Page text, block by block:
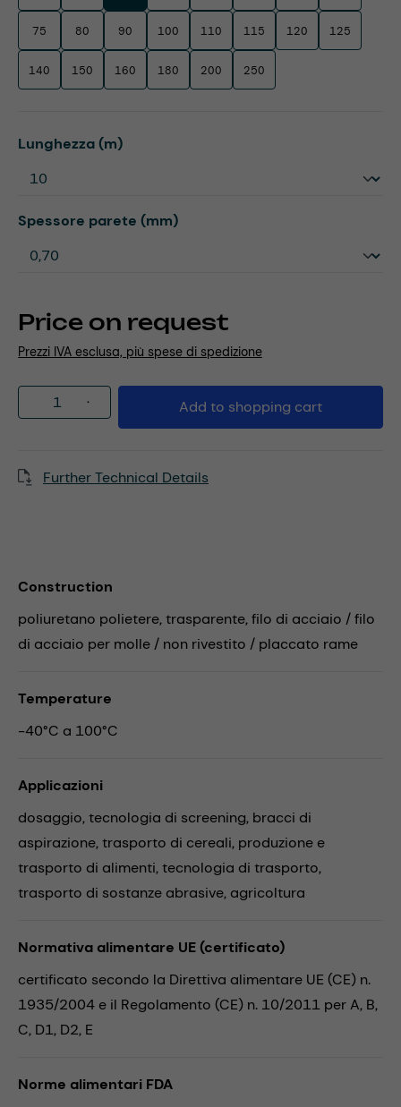
Price on request
Prezzi IVA esclusa, più spese di spedizione
75 80 90 100 110 115 120 125
140 150 160 180 200 250
Select
Lunghezza (m)
Select
Spessore parete (mm)
Product Quantity: Enter the desired
Add to shopping cart
Further Technical Details
Construction
poliuretano polietere, trasparente, filo di acciaio / filo
di acciaio per molle / non rivestito / placcato rame
Temperature
-40°C a 100°C
Applicazioni
dosaggio,tecnologia di screening, bracci di
aspirazione,trasporto di cereali, produzione e
trasporto di alimenti,tecnologia di trasporto,
trasporto di sostanze abrasive, agricoltura
Normativa alimentare UE (certificato)
certificato secondo la Direttiva alimentare UE (CE) n.
1935/2004 e il Regolamento (CE) n. 10/2011 per A, B,
C, D1, D2, E
Norme alimentari FDA